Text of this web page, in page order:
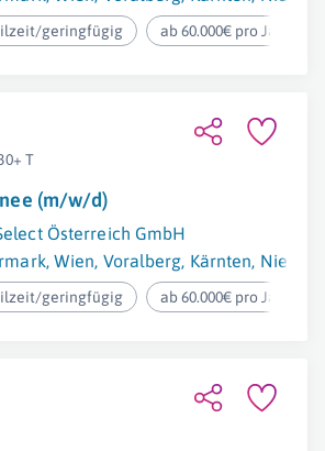
geringfügig ab 60.000€ pro Jahr
T
(m/w/d)
Österreich GmbH
, Wien, Voralberg, Kärnten,
geringfügig ab 60.000€ pro Jahr